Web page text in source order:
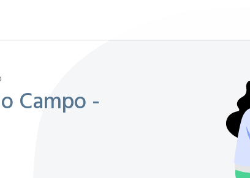
Campo -